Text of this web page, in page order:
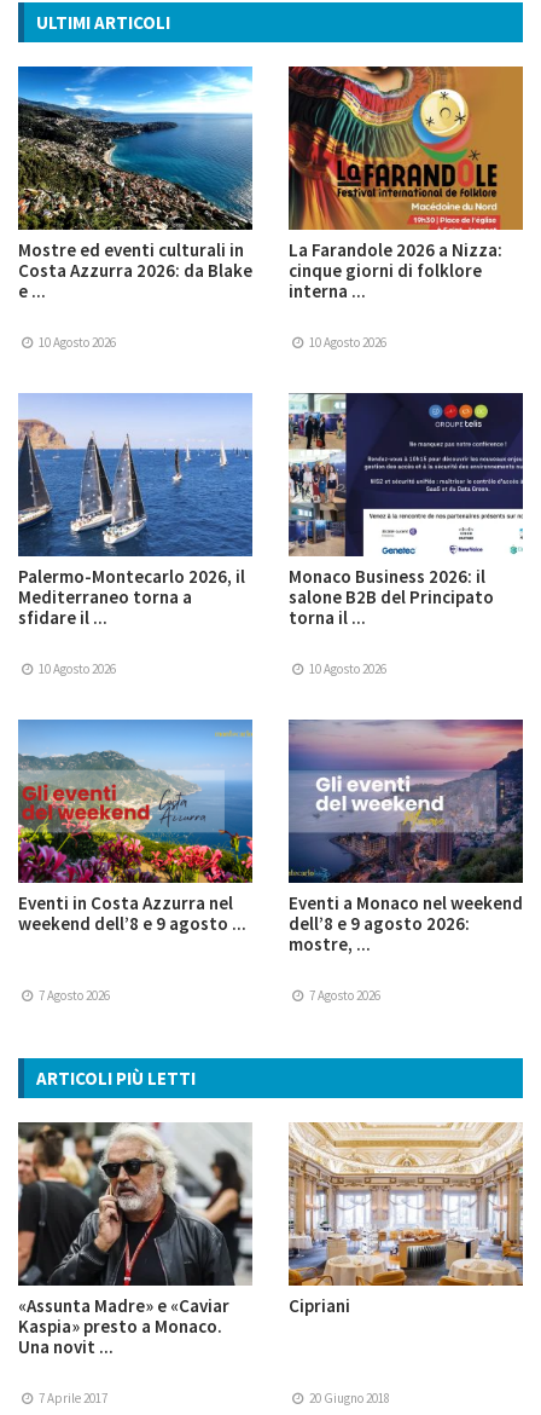
ULTIMI ARTICOLI
Mostre ed eventi culturali in
Costa Azzurra 2026: da Blake
e ...
10 Agosto 2026
La Farandole 2026 a Nizza:
cinque giorni di folklore
interna ...
10 Agosto 2026
Palermo-Montecarlo 2026, il
Mediterraneo torna a
sfidare il ...
10 Agosto 2026
Monaco Business 2026: il
salone B2B del Principato
torna il ...
10 Agosto 2026
Eventi in Costa Azzurra nel
weekend dell’8 e 9 agosto ...
7 Agosto 2026
Eventi a Monaco nel weekend
dell’8 e 9 agosto 2026:
mostre, ...
7 Agosto 2026
ARTICOLI PIÙ LETTI
«Assunta Madre» e «Caviar
Kaspia» presto a Monaco.
Una novit ...
7 Aprile 2017
Cipriani
20 Giugno 2018